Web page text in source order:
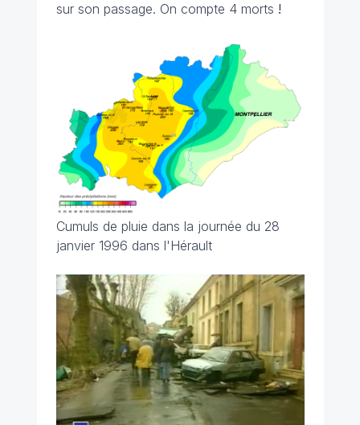
sur son passage. On compte 4 morts !
Cumuls de pluie dans la journée du 28
janvier 1996 dans l'Hérault